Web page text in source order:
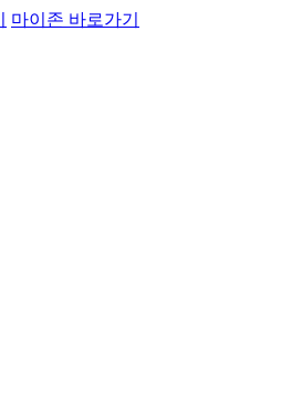
마이존 바로가기